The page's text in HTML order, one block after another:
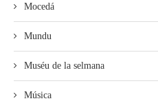
Mocedá
Mundu
Muséu de la selmana
Música